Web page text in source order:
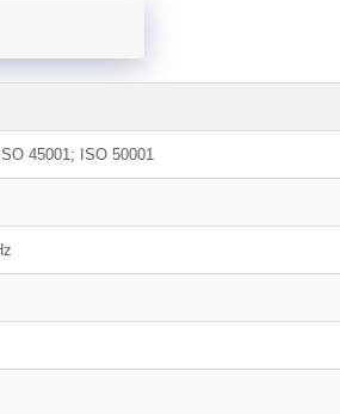
45001; ISO 50001